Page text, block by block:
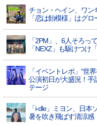
チョン・ヘイン、ワン
「恋は飴模様」はグロ
「2PM」、6人そろっ
「NEXZ」も駆けつけ
「イベントレポ」“世
公演初日が大盛況！手
テージ
「i-dle」ミヨン、日
暑を吹き飛ばす清涼感